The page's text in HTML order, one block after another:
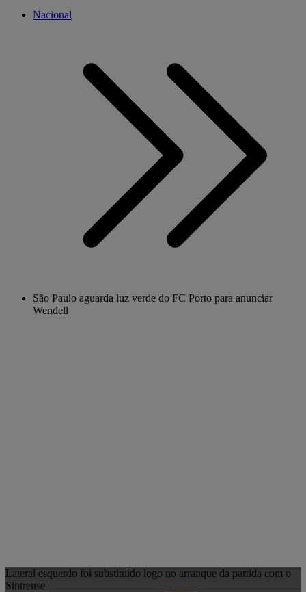
Nacional
São Paulo aguarda luz verde do FC Porto para anunciar
Wendell
Lateral esquerdo foi substituído logo no arranque da partida com o
Sintrense